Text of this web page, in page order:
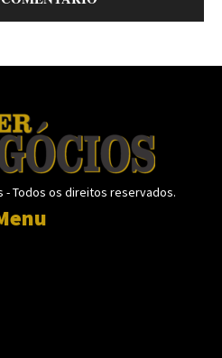
- Todos os direitos reservados.